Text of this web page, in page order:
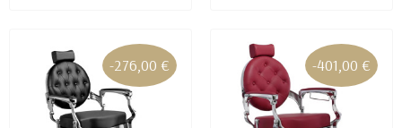
-276,00 € -401,00 €